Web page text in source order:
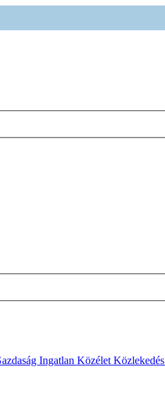
Ingatlan Közélet Közlekedés